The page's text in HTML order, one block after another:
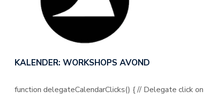
KALENDER: WORKSHOPS AVOND
function delegateCalendarClicks() { // Delegate click on